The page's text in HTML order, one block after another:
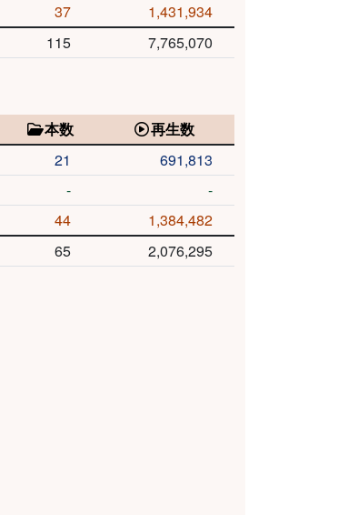
37
1,431,934
115 7,765,070
本数
再生数
21
691,813
-
-
44
1,384,482
65 2,076,295